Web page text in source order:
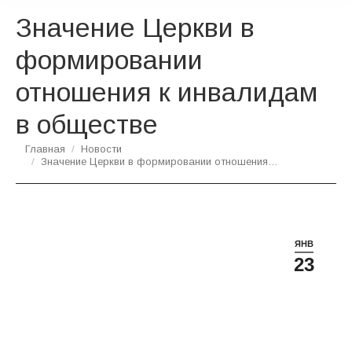
Значение Церкви в
формировании
отношения к инвалидам
в обществе
Вы здесь:
Главная
Новости
Значение Церкви в формировании отношения…
ЯНВ
23